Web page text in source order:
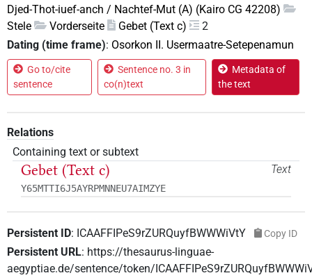
Djed-Thot-iuef-anch / Nachtef-Mut (A) (Kairo CG 42208)
Stele
Vorderseite Gebet (Text c)
2
Dating (time frame): Osorkon II. Usermaatre-Setepenamun
Go to/cite
sentence
Sentence no. 3 in
co(n)text
Metadata of
the text
Relations
Containing text or subtext
Text
Gebet (Text c)
Y65MTTI6J5AYRPMNNEU7AIMZYE
Persistent ID: ICAAFFIPeS9rZURQuyfBWWWiVtY Copy ID
Persistent URL: https://thesaurus-linguae-
aegyptiae.de/sentence/token/